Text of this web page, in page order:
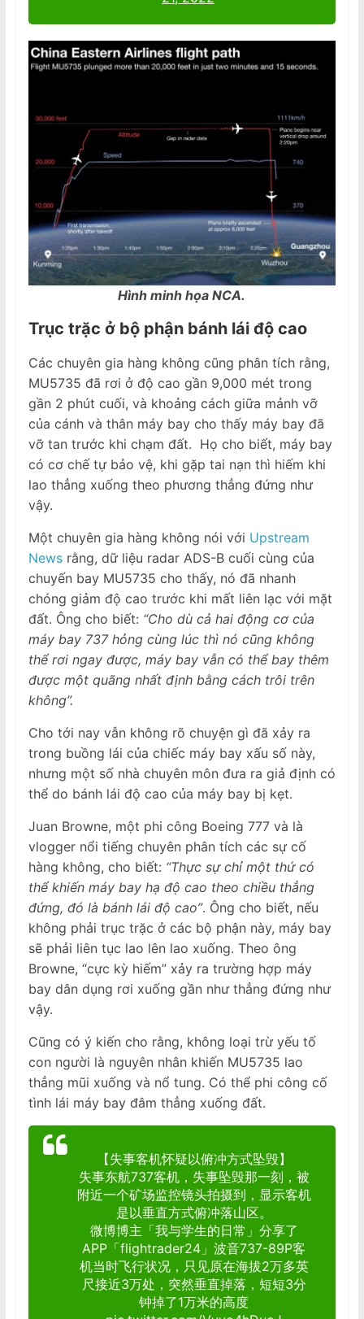
Hình minh họa NCA.
Trục trặc ở bộ phận bánh lái độ cao
Các chuyên gia hàng không cũng phân tích rằng,
MU5735 đã rơi ở độ cao gần 9,000 mét trong
gần 2 phút cuối, và khoảng cách giữa mảnh vỡ
của cánh và thân máy bay cho thấy máy bay đã
vỡ tan trước khi chạm đất. Họ cho biết, máy bay
có cơ chế tự bảo vệ, khi gặp tai nạn thì hiếm khi
lao thẳng xuống theo phương thẳng đứng như
vậy.
Một chuyên gia hàng không nói với Upstream
Newsrằng, dữ liệu radar ADS-B cuối cùng của
chuyến bay MU5735 cho thấy, nó đã nhanh
chóng giảm độ cao trước khi mất liên lạc với mặt
đất. Ông cho biết: “Cho dù cả hai động cơ của
máy bay 737 hỏng cùng lúc thì nó cũng không
thể rơi ngay được, máy bay vẫn có thể bay thêm
được một quãng nhất định bằng cách trôi trên
không”.
Cho tới nay vẫn không rõ chuyện gì đã xảy ra
trong buồng lái của chiếc máy bay xấu số này,
nhưng một số nhà chuyên môn đưa ra giả định có
thể do bánh lái độ cao của máy bay bị kẹt.
Juan Browne, một phi công Boeing 777 và là
vlogger nổi tiếng chuyên phân tích các sự cố
hàng không, cho biết: “Thực sự chỉ một thứ có
thể khiến máy bay hạ độ cao theo chiều thẳng
đứng, đó là bánh lái độ cao”. Ông cho biết, nếu
không phải trục trặc ở các bộ phận này, máy bay
sẽ phải liên tục lao lên lao xuống. Theo ông
Browne, “cực kỳ hiếm” xảy ra trường hợp máy
bay dân dụng rơi xuống gần như thẳng đứng như
vậy.
Cũng có ý kiến cho rằng, không loại trừ yếu tố
con người là nguyên nhân khiến MU5735 lao
thẳng mũi xuống và nổ tung. Có thể phi công cố
tình lái máy bay đâm thẳng xuống đất.
【失事客机怀疑以俯冲方式坠毁】
失事东航737客机，失事坠毁那一刻，被
附近一个矿场监控镜头拍摄到，显示客机
是以垂直方式俯冲落山区。
微博博主「我与学生的日常」分享了
APP「flightrader24」波音737-89P客
机当时飞行状况，只见原在海拔2万多英
尺接近3万处，突然垂直掉落，短短3分
钟掉了1万米的高度